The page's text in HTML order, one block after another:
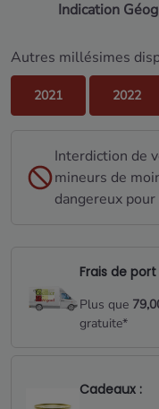
Indication
Autres millésimes
2021 2022
Interdiction de
mineurs de
dangereux
Frais de port
Plus que
gratuite*
Cadeaux :